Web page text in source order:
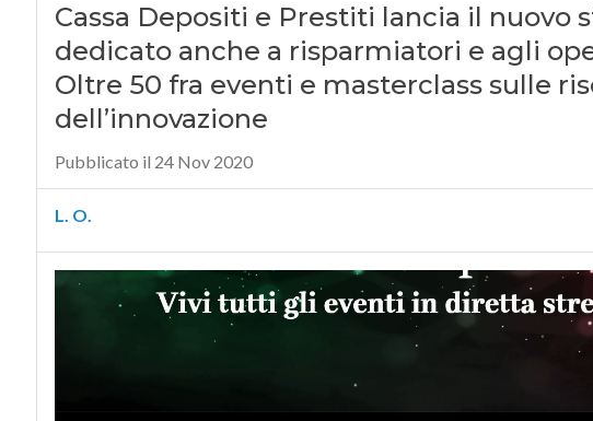
Cassa Depositi e Prestiti lancia il
dedicato anche a risparmiatori e agli
Oltre 50 fra eventi e masterclass sulle
dell’innovazione
Pubblicato il 24 Nov 2020
L. O.